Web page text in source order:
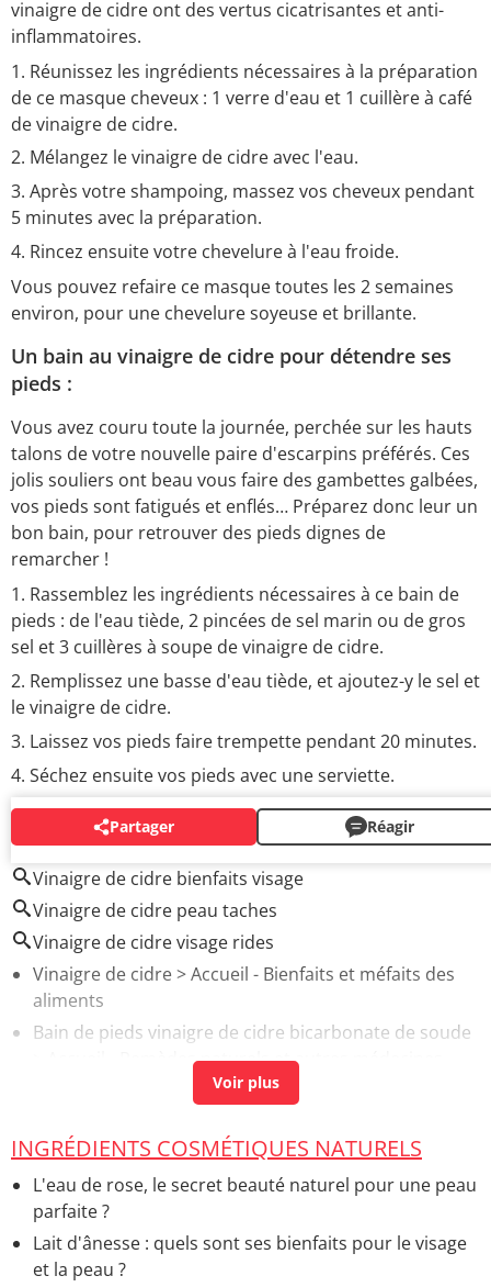
vinaigre de cidre ont des vertus cicatrisantes et anti-
inflammatoires.
Réunissez les ingrédients nécessaires à la préparation
de ce masque cheveux : 1 verre d'eau et 1 cuillère à café
de vinaigre de cidre.
Mélangez le vinaigre de cidre avec l'eau.
Après votre shampoing, massez vos cheveux pendant
5 minutes avec la préparation.
Rincez ensuite votre chevelure à l'eau froide.
Vous pouvez refaire ce masque toutes les 2 semaines
environ, pour une chevelure soyeuse et brillante.
Un bain au vinaigre de cidre pour détendre ses
pieds :
Vous avez couru toute la journée, perchée sur les hauts
talons de votre nouvelle paire d'escarpins préférés. Ces
jolis souliers ont beau vous faire des gambettes galbées,
vos pieds sont fatigués et enflés… Préparez donc leur un
bon bain, pour retrouver des pieds dignes de
remarcher !
Rassemblez les ingrédients nécessaires à ce bain de
pieds : de l'eau tiède, 2 pincées de sel marin ou de gros
sel et 3 cuillères à soupe de vinaigre de cidre.
Remplissez une basse d'eau tiède, et ajoutez-y le sel et
le vinaigre de cidre.
Laissez vos pieds faire trempette pendant 20 minutes.
Séchez ensuite vos pieds avec une serviette.
Partager Réagir
AUTOUR DU MÊME SUJET
Vinaigre de cidre bienfaits visage
Vinaigre de cidre peau taches
Vinaigre de cidre visage rides
Vinaigre de cidre> Accueil - Bienfaits et méfaits des
aliments
Bain de pieds vinaigre de cidre bicarbonate de soude
> Accueil - Remèdes naturels et autres médecines
et autres médecines douces
Shilajit bienfaits
> Accueil - Bienfaits et méfaits des
aliments
Vinaigre bienfaits
> Accueil - Remèdes naturels et
autres médecines douces
INGRÉDIENTS COSMÉTIQUES NATURELS
L'eau de rose, le secret beauté naturel pour une peau
parfaite ?
Lait d'ânesse : quels sont ses bienfaits pour le visage
et la peau ?